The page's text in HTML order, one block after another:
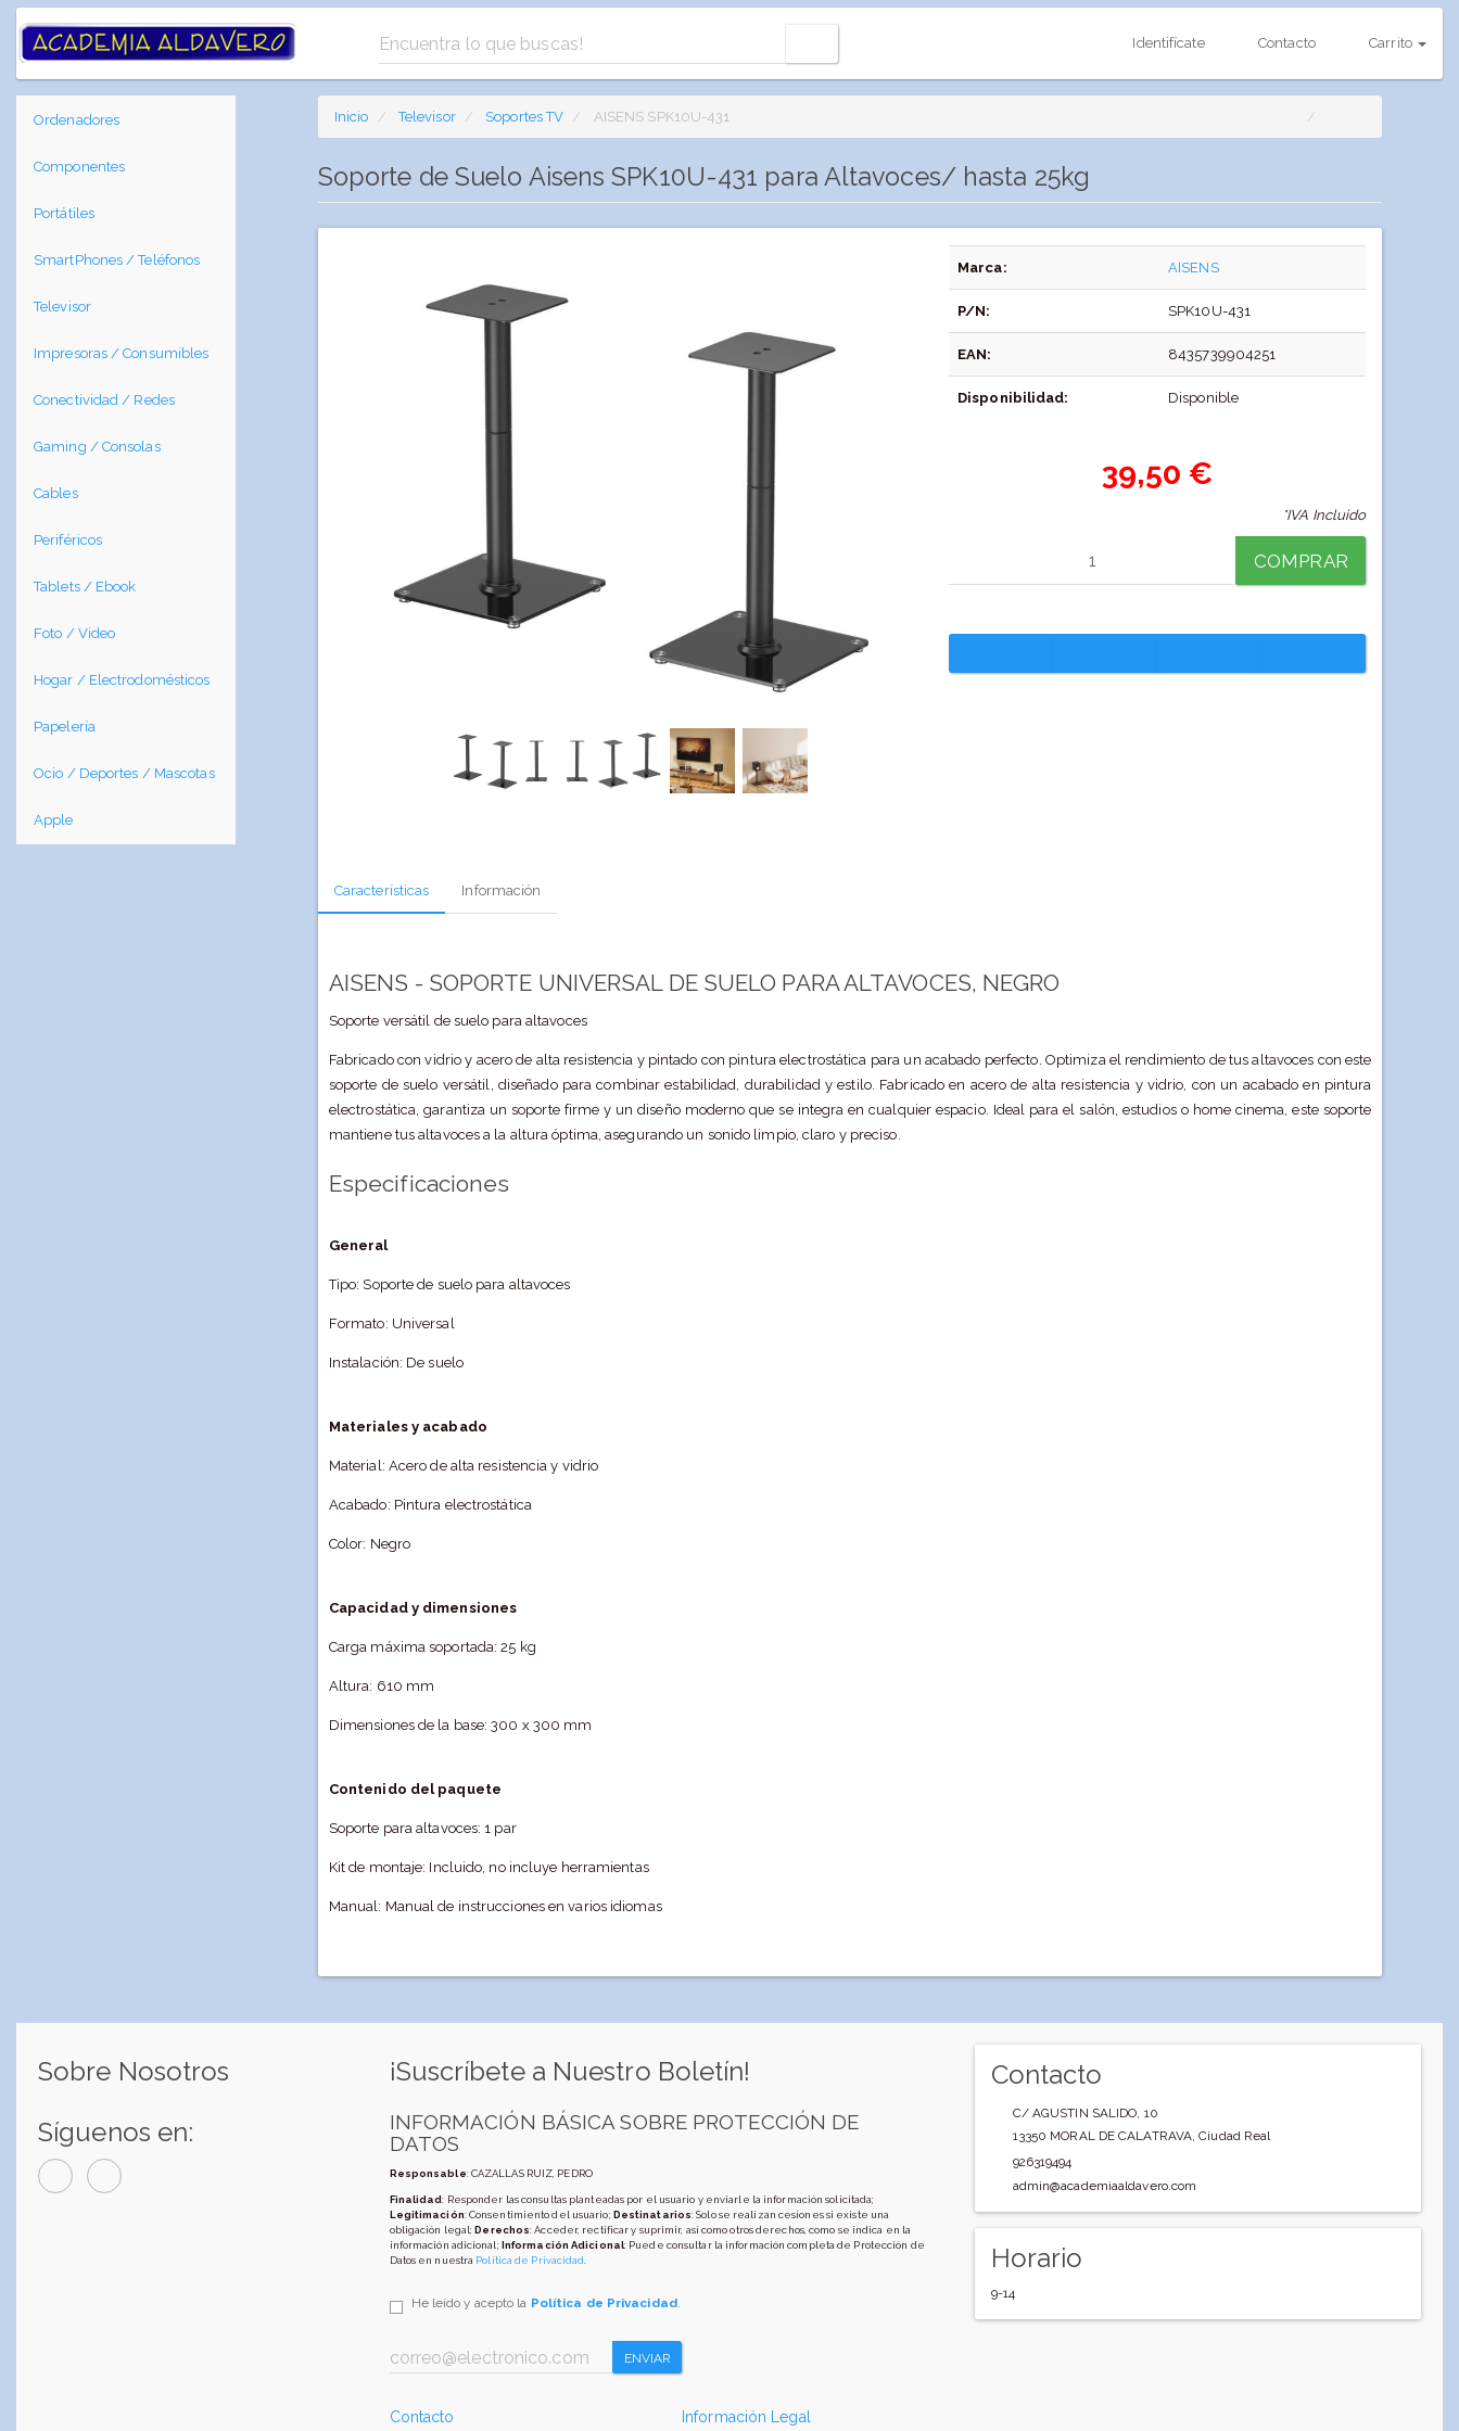
Identifícate Contacto Carrito
Ordenadores
Componentes
Portátiles
SmartPhones / Teléfonos
Televisor
Impresoras / Consumibles
Conectividad / Redes
Gaming / Consolas
Cables
Periféricos
Tablets / Ebook
Foto / Video
Hogar / Electrodomésticos
Papelería
Ocio / Deportes / Mascotas
Apple
Inicio Televisor Soportes TV AISENS SPK10U-431
Soporte de Suelo Aisens SPK10U-431 para Altavoces/ hasta 25kg
Marca: AISENS
P/N: SPK10U-431
EAN: 8435739904251
Disponibilidad: Disponible
39,50 €
*IVA Incluido
COMPRAR
Características Información
AISENS - SOPORTE UNIVERSAL DE SUELO PARA ALTAVOCES, NEGRO
Soporte versátil de suelo para altavoces
Fabricado con vidrio y acero de alta resistencia y pintado con pintura electrostática para un acabado perfecto. Optimiza el rendimiento de tus altavoces con este
soporte de suelo versátil, diseñado para combinar estabilidad, durabilidad y estilo. Fabricado en acero de alta resistencia y vidrio, con un acabado en pintura
electrostática, garantiza un soporte firme y un diseño moderno que se integra en cualquier espacio. Ideal para el salón, estudios o home cinema, este soporte
mantiene tus altavoces a la altura óptima, asegurando un sonido limpio, claro y preciso.
Especificaciones
General
Tipo: Soporte de suelo para altavoces
Formato: Universal
Instalación: De suelo
Materiales y acabado
Material: Acero de alta resistencia y vidrio
Acabado: Pintura electrostática
Color: Negro
Capacidad y dimensiones
Carga máxima soportada: 25 kg
Altura: 610 mm
Dimensiones de la base: 300 x 300 mm
Contenido del paquete
Soporte para altavoces: 1 par
Kit de montaje: Incluido, no incluye herramientas
Manual: Manual de instrucciones en varios idiomas
Sobre Nosotros
Síguenos en:
¡Suscríbete a Nuestro Boletín!
INFORMACIÓN BÁSICA SOBRE PROTECCIÓN DE
DATOS
Responsable: CAZALLAS RUIZ, PEDRO
Finalidad: Responder las consultas planteadas por el usuario y enviarle la información solicitada;
Legitimación: Consentimiento del usuario; Destinatarios: Solo se realizan cesiones si existe una
obligación legal;Derechos: Acceder, rectificar y suprimir, así como otros derechos, como se indica en la
información adicional; Información Adicional: Puede consultar la información completa de Protección de
Datos en nuestra Política de Privacidad
He leído y acepto la Política de Privacidad.
ENVIAR
Contacto Información Legal
Contacto
C/ AGUSTIN SALIDO, 10
13350 MORAL DE CALATRAVA,Ciudad Real
926319494
admin@academiaaldavero.com
Horario
9-14